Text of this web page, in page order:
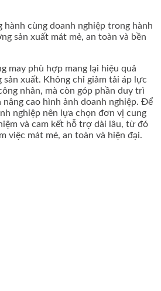
hành cùng doanh nghiệp trong hành
sản xuất mát mẻ, an toàn và bền
may phù hợp mang lại hiệu quả
xuất. Không chỉ giảm tải áp lực
nhân, mà còn góp phần duy trì
cao hình ảnh doanh nghiệp. Để
nghiệp nên lựa chọn đơn vị cung
và cam kết hỗ trợ dài lâu, từ đó
việc mát mẻ, an toàn và hiện đại.